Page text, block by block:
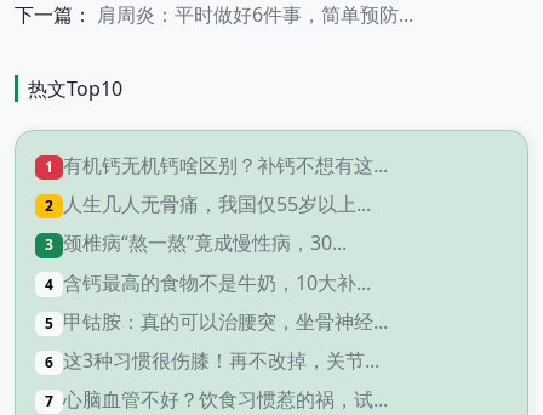
下一篇： 肩周炎：平时做好6件事，简单预防...
热文Top10
1 有机钙无机钙啥区别？补钙不想有这...
2 人生几人无骨痛，我国仅55岁以上...
3 颈椎病“熬一熬”竟成慢性病，30...
4 含钙最高的食物不是牛奶，10大补...
5 甲钴胺：真的可以治腰突，坐骨神经...
6 这3种习惯很伤膝！再不改掉，关节...
7 心脑血管不好？饮食习惯惹的祸，试...